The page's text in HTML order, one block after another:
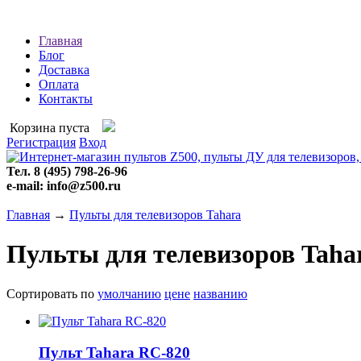
Главная
Блог
Доставка
Оплата
Контакты
Корзина пуста
Регистрация Вход
Тел. 8 (495) 798-26-96
e-mail: info@z500.ru
Главная → Пульты для телевизоров Tahara
Пульты для телевизоров
Сортировать по умолчанию цене названию
Пульт Tahara RC-820